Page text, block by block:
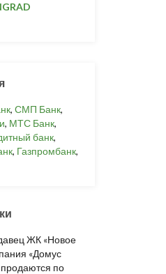
, СМП Банк,
, МТС Банк,
банк,
, Газпромбанк,
ЖК «Новое
«Домус
по